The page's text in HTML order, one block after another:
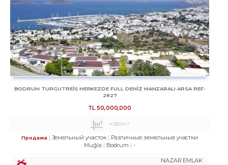
BODRUM TURGUTREİS MERKEZDE FULL DENİZ MANZARALI ARSA REF-
2827
TL50,000,000
4,950m²
Продажа Земельный участок
Различные земельные участки
Muğla
Bodrum -
NAZAR EMLAK